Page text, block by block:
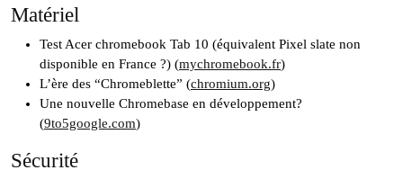
Matériel
Test Acer chromebook Tab 10 (équivalent Pixel slate non
disponible en France ?) (mychromebook.fr)
L’ère des “Chromeblette” (chromium.org)
Une nouvelle Chromebase en développement?
(9to5google.com)
Sécurité